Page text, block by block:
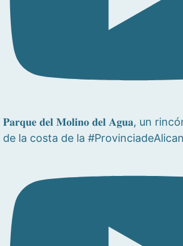
𝐏𝐚𝐫𝐪𝐮𝐞 𝐝𝐞𝐥 𝐌𝐨𝐥𝐢𝐧𝐨 𝐝𝐞𝐥 𝐀𝐠𝐮𝐚, un
de la costa de la